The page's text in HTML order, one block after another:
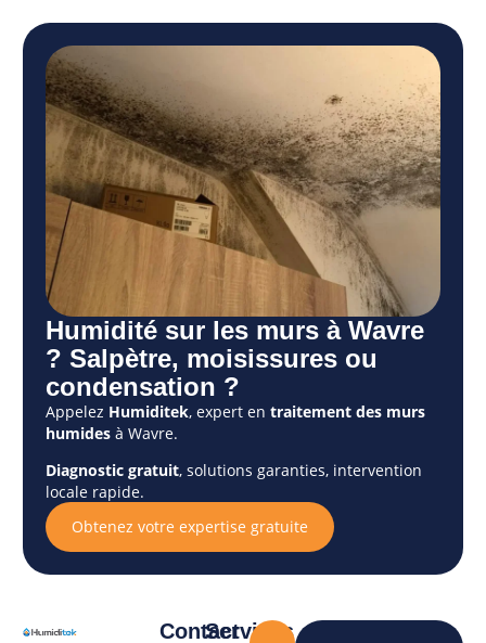
Humidité sur les murs à Wavre
? Salpètre, moisissures ou
condensation ?
Appelez Humiditek, expert en traitement des murs
humides à Wavre.
Diagnostic gratuit, solutions garanties, intervention
locale rapide.
Obtenez votre expertise gratuite
ContactServices